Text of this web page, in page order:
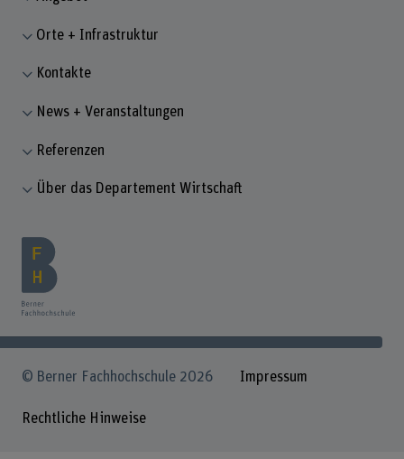
Orte + Infrastruktur
Kontakte
News + Veranstaltungen
Referenzen
Über das Departement Wirtschaft
© Berner Fachhochschule 2026 Impressum
Rechtliche Hinweise